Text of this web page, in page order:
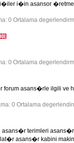
i�in asansor
0 Ortalama
0 Ortalama
forum asans�rle ilgili ve
0 Ortalama
terimleri
asans�r kabini